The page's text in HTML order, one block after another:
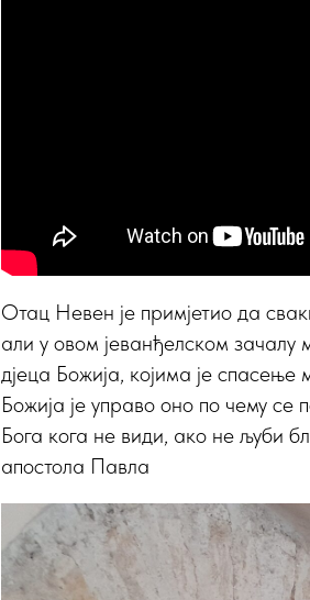
Отац Невен је примјетио да
али у овом јеванђелском
дјеца Божија, којима је
Божија је управо оно по чему се
Бога кога не види, ако не љуби
апостола Павла